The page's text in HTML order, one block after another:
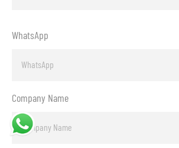
WhatsApp
Company Name